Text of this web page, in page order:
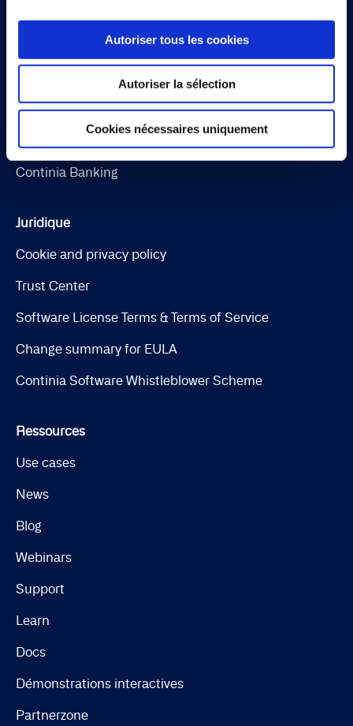
Autoriser tous les cookies
Autoriser la sélection
Cookies nécessaires uniquement
Document Capture
Document Output
Expense Management
Continia Banking
Juridique
Cookie and privacy policy
Trust Center
Software License Terms & Terms of Service
Change summary for EULA
Continia Software Whistleblower Scheme
Ressources
Use cases
News
Blog
Webinars
Support
Learn
Docs
Démonstrations interactives
Partnerzone